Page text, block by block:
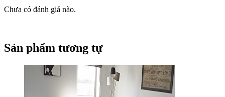
Chưa có đánh giá nào.
Sản phẩm tương tự